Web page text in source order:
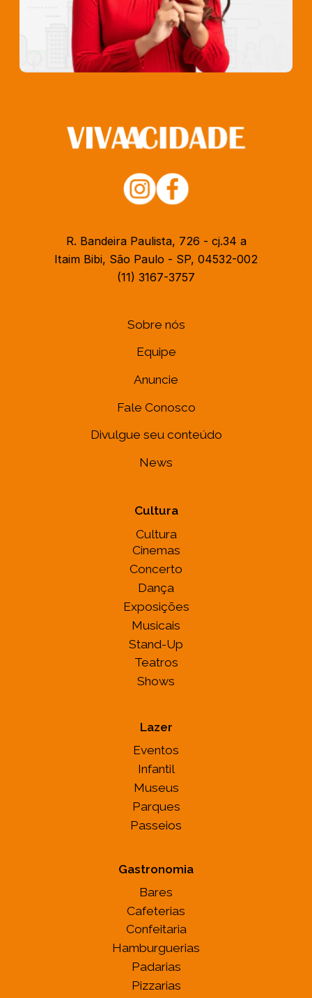
R. Bandeira Paulista, 726 - cj.34 a
Itaim Bibi, São Paulo - SP, 04532-002
(11) 3167-3757
Sobre nós
Equipe
Anuncie
Fale Conosco
Divulgue seu conteúdo
News
Cultura
Cultura
Cinemas
Concerto
Dança
Exposições
Musicais
Stand-Up
Teatros
Shows
Lazer
Eventos
Infantil
Museus
Parques
Passeios
Gastronomia
Bares
Cafeterias
Confeitaria
Hamburguerias
Padarias
Pizzarias